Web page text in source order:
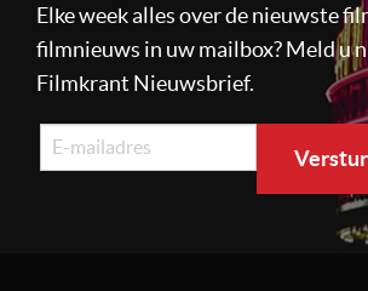
Elke week alles over de nieuwste
filmnieuws in uw mailbox? Meld u
Filmkrant Nieuwsbrief.